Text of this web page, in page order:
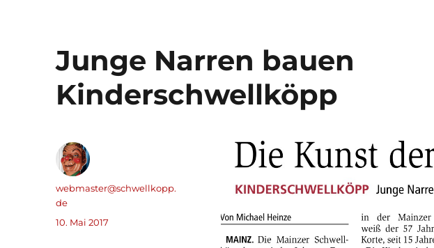
Junge Narren bauen
Kinderschwellköpp
Autor
webmaster@schwellkopp.
de
Veröffentlicht
10. Mai 2017